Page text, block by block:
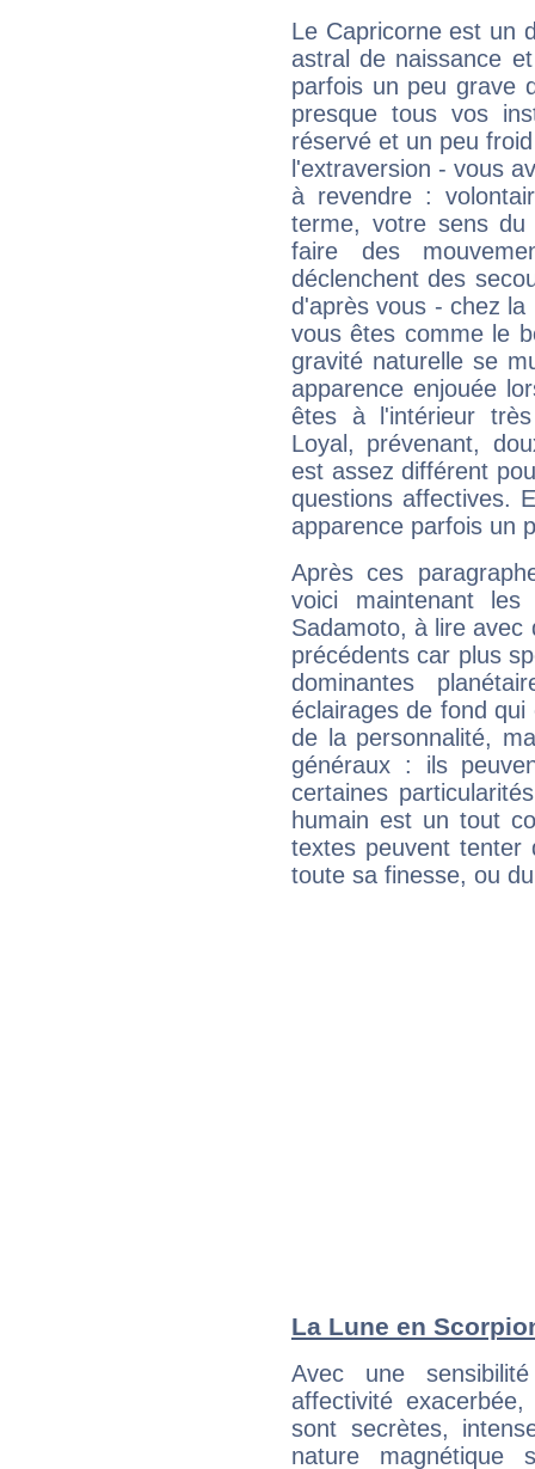
Le Capricorne est un
astral de naissance
parfois un peu grave
presque tous vos
réservé et un peu
l'extraversion - vous
à revendre :
terme, votre sens
faire des
déclenchent des
d'après vous - chez
vous êtes comme le
gravité naturelle se
apparence enjouée
êtes à l'intérieur
Loyal, prévenant,
est assez différent
questions affectives.
apparence parfois un
Après ces
voici maintenant les
Sadamoto, à lire avec
précédents car plus
dominantes
éclairages de fond
de la personnalité,
généraux : ils
certaines
humain est un tout
textes peuvent tenter
toute sa finesse, ou
La Lune en
Avec une
affectivité
sont secrètes,
nature magnétique